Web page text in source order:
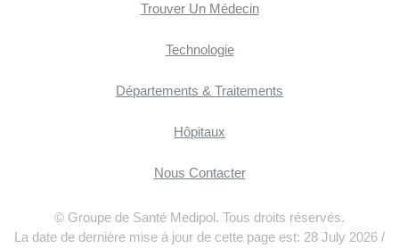
Trouver Un Médecin
Technologie
Départements & Traitements
Hôpitaux
Nous Contacter
© Groupe de Santé Medipol. Tous droits réservés.
La date de dernière mise à jour de cette page est: 28 July 2026 /